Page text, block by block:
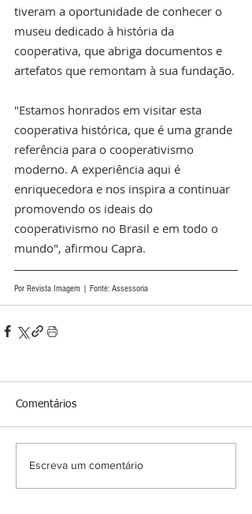
tiveram a oportunidade de conhecer o
museu dedicado à história da
cooperativa, que abriga documentos e
artefatos que remontam à sua fundação.
"Estamos honrados em visitar esta
cooperativa histórica, que é uma grande
referência para o cooperativismo
moderno. A experiência aqui é
enriquecedora e nos inspira a continuar
promovendo os ideais do
cooperativismo no Brasil e em todo o
mundo", afirmou Capra.
Por Revista Imagem | Fonte: Assessoria
Comentários
Escreva um comentário